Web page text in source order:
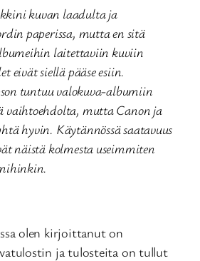
kuvan laadulta ja
paperissa, mutta en sitä
laitettaviin kuviin
eivät siellä pääse esiin.
tuntuu valokuva-albumiin
mutta Canon ja
hyvin. Käytännössä saatavuus
näistä kolmesta useimmiten
olen kirjoittanut on
ja tulosteita on tullut